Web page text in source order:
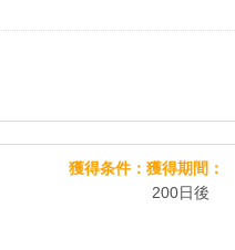
獲得条件
獲得期間
200日後